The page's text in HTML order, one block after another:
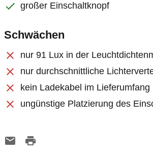
großer Einschaltknopf
Schwächen
nur 91 Lux in der
nur durchschnittliche
kein Ladekabel im Lieferumfang
ungünstige Platzierung des